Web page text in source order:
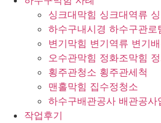
싱크대막힘 싱크대역류
하수구내시경 하수구관로
변기막힘 변기역류 변기
오수관막힘 정화조막힘
횡주관청소 횡주관세척
맨홀막힘 집수정청소
하수구배관공사 배관공사
작업후기